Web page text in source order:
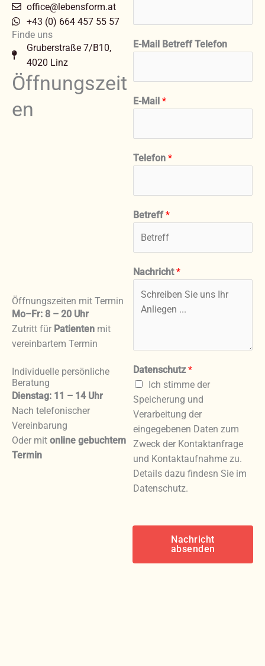
office@lebensform.at
+43 (0) 664 457 55 57
Finde uns
Gruberstraße 7/B10,
4020 Linz
Öffnungszeit
en
Öffnungszeiten mit Termin
Mo–Fr: 8 – 20 Uhr
Zutritt für Patienten mit
vereinbartem Termin
Individuelle persönliche
Beratung
Dienstag: 11 – 14 Uhr
Nach telefonischer
Vereinbarung
Oder mit online gebuchtem
Termin
E-Mail Betreff Telefon
E-Mail *
Telefon *
Betreff*
Nachricht*
Datenschutz *
Ich stimme der
Speicherung und
Verarbeitung der
eingegebenen Daten zum
Zweck der Kontaktanfrage
und Kontaktaufnahme zu.
Details dazu findesn Sie im
Datenschutz.
Nachricht
absenden